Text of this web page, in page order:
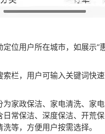
定位用户所在城市，如展示
索栏，用户可输入关键词快
为家政保洁、家电清洗、家
常保洁、深度保洁、开荒
等，方便用户按需选择。